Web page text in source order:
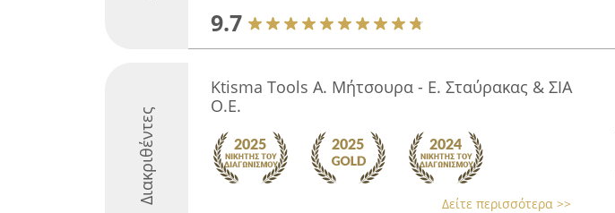
9.7
Διακριθέντες
Ktisma Tools Α. Μήτσουρα - Ε. Σταύρακας & ΣΙΑ
Ο.Ε.
Δείτε περισσότερα >>